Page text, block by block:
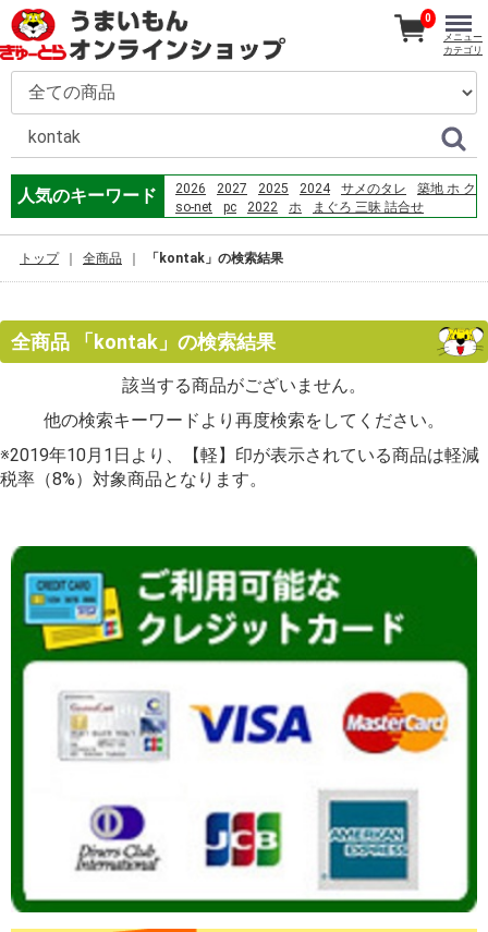
人気のキーワード 2026 2027 2025 2024 サメのタレ
築地 ホ ク
so-net
pc 2022 ホ
まぐろ 三昧 詰合せ
Which planet has the largest volcano in the solar
system?popular=1
0
メニュー
カテゴリ
トップ 全商品 「kontak」の検索結果
全商品 「kontak」の検索結果
該当する商品がございません。
他の検索キーワードより再度検索をしてください。
※2019年10月1日より、【軽】印が表示されている商品は軽減
税率（8%）対象商品となります。